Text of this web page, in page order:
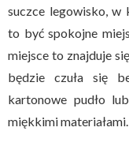
suczce legowisko, w
to być spokojne
miejsce to znajduje
będzie czuła się
kartonowe pudło
miękkimi materiałami.